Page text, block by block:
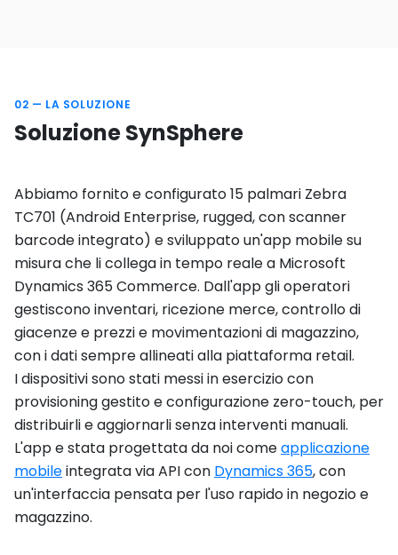
02 — LA SOLUZIONE
Soluzione SynSphere
Abbiamo fornito e configurato 15 palmari Zebra
TC701 (Android Enterprise, rugged, con scanner
barcode integrato) e sviluppato un'app mobile su
misura che li collega in tempo reale a Microsoft
Dynamics 365 Commerce. Dall'app gli operatori
gestiscono inventari, ricezione merce, controllo di
giacenze e prezzi e movimentazioni di magazzino,
con i dati sempre allineati alla piattaforma retail.
I dispositivi sono stati messi in esercizio con
provisioning gestito e configurazione zero-touch, per
distribuirli e aggiornarli senza interventi manuali.
L'app e stata progettata da noi comeapplicazione
mobileintegrata via API con Dynamics 365, con
un'interfaccia pensata per l'uso rapido in negozio e
magazzino.